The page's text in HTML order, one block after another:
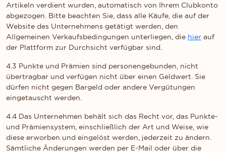
Artikeln verdient wurden, automatisch von Ihrem Clubkonto
abgezogen. Bitte beachten Sie, dass alle Käufe, die auf der
Website des Unternehmens getätigt werden, den
Allgemeinen Verkaufsbedingungen unterliegen, die hier auf
der Plattform zur Durchsicht verfügbar sind.
4.3 Punkte und Prämien sind personengebunden, nicht
übertragbar und verfügen nicht über einen Geldwert. Sie
dürfen nicht gegen Bargeld oder andere Vergütungen
eingetauscht werden.
4.4 Das Unternehmen behält sich das Recht vor, das Punkte-
und Prämiensystem, einschließlich der Art und Weise, wie
diese erworben und eingelöst werden, jederzeit zu ändern.
Sämtliche Änderungen werden per E-Mail oder über die